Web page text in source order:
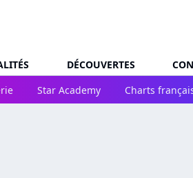
DÉCOUVERTES
Star Academy Charts